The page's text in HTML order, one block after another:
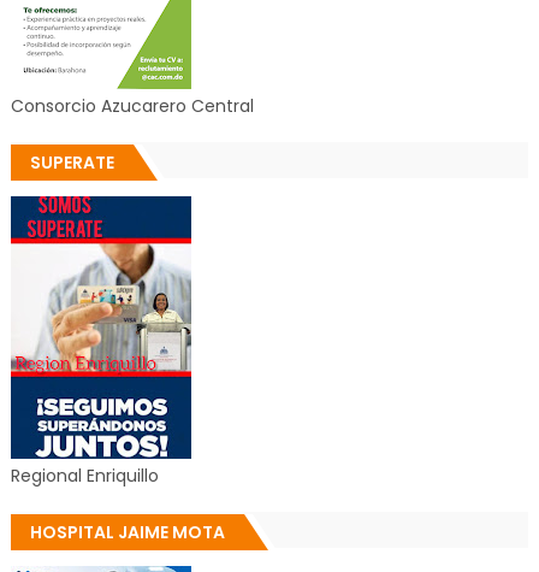
Consorcio Azucarero Central
SUPERATE
Regional Enriquillo
HOSPITAL JAIME MOTA